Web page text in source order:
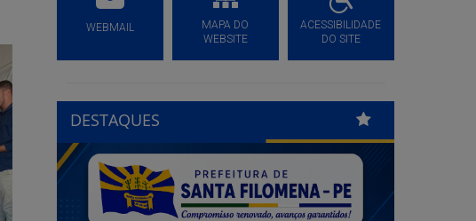
WEBMAIL
MAPA DO
WEBSITE
ACESSIBILIDADE
DO SITE
DESTAQUES